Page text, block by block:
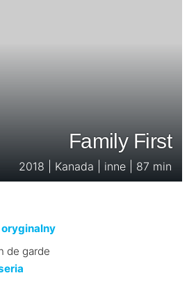
Family First
2018 | Kanada | inne | 87 min
oryginalny
de garde